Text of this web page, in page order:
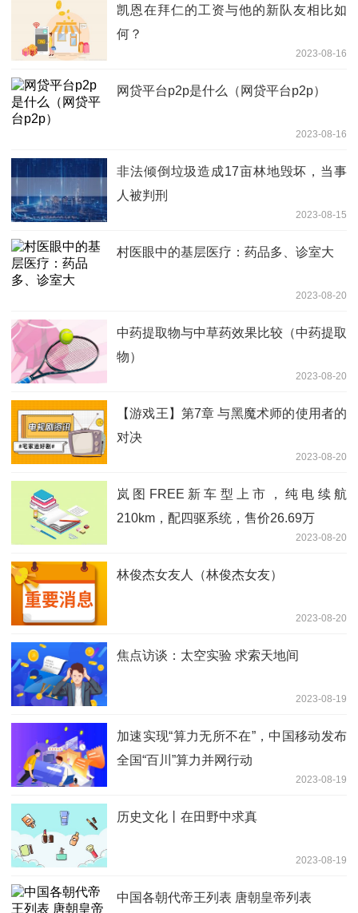
凯恩在拜仁的工资与他的新队友相比如
何？
2023-08-16
网贷平台p2p是什么（网贷平台p2p）
2023-08-16
非法倾倒垃圾造成17亩林地毁坏，当事
人被判刑
2023-08-15
村医眼中的基层医疗：药品多、诊室大
2023-08-20
中药提取物与中草药效果比较（中药提取
物）
2023-08-20
【游戏王】第7章 与黑魔术师的使用者的
对决
2023-08-20
岚图FREE新车型上市，纯电续航
210km，配四驱系统，售价26.69万
2023-08-20
林俊杰女友人（林俊杰女友）
2023-08-20
焦点访谈：太空实验 求索天地间
2023-08-19
加速实现“算力无所不在”，中国移动发布
全国“百川”算力并网行动
2023-08-19
历史文化丨在田野中求真
2023-08-19
中国各朝代帝王列表 唐朝皇帝列表